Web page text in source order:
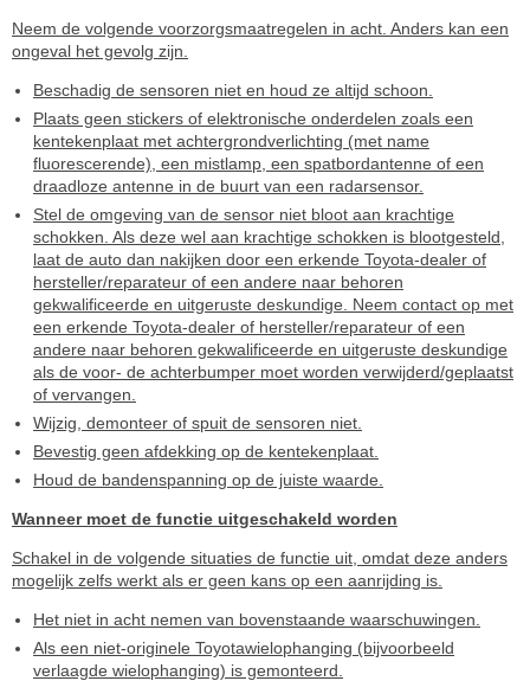
Neem de volgende voorzorgsmaatregelen in acht. Anders kan een
ongeval het gevolg zijn.
Beschadig de sensoren niet en houd ze altijd schoon.
Plaats geen stickers of elektronische onderdelen zoals een
kentekenplaat met achtergrondverlichting (met name
fluorescerende), een mistlamp, een spatbordantenne of een
draadloze antenne in de buurt van een radarsensor.
Stel de omgeving van de sensor niet bloot aan krachtige
schokken. Als deze wel aan krachtige schokken is blootgesteld,
laat de auto dan nakijken door een erkende Toyota-dealer of
hersteller/reparateur of een andere naar behoren
gekwalificeerde en uitgeruste deskundige. Neem contact op met
een erkende Toyota-dealer of hersteller/reparateur of een
andere naar behoren gekwalificeerde en uitgeruste deskundige
als de voor- de achterbumper moet worden verwijderd/geplaatst
of vervangen.
Wijzig, demonteer of spuit de sensoren niet.
Bevestig geen afdekking op de kentekenplaat.
Houd de bandenspanning op de juiste waarde.
Wanneer moet de functie uitgeschakeld worden
Schakel in de volgende situaties de functie uit, omdat deze anders
mogelijk zelfs werkt als er geen kans op een aanrijding is.
Het niet in acht nemen van bovenstaande waarschuwingen.
Als een niet-originele Toyotawielophanging (bijvoorbeeld
verlaagde wielophanging) is gemonteerd.